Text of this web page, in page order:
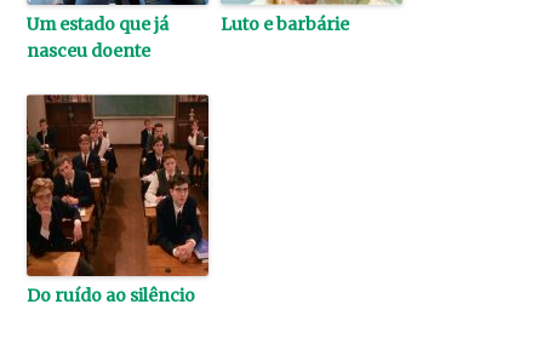
Um estado que já
nasceu doente
Luto e barbárie
Do ruído ao silêncio